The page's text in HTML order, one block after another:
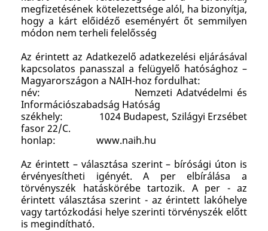
megfizetésének kötelezettsége alól, ha bizonyítja,
hogy a kárt előidéző eseményért őt semmilyen
módon nem terheli felelősség
Az érintett az Adatkezelő adatkezelési eljárásával
kapcsolatos panasszal a felügyelő hatósághoz –
Magyarországon a NAIH-hoz fordulhat:
név: Nemzeti Adatvédelmi és
Információszabadság Hatóság
székhely: 1024 Budapest, Szilágyi Erzsébet
fasor 22/C.
honlap: www.naih.hu
Az érintett – választása szerint – bírósági úton is
érvényesítheti igényét. A per elbírálása a
törvényszék hatáskörébe tartozik. A per - az
érintett választása szerint - az érintett lakóhelye
vagy tartózkodási helye szerinti törvényszék előtt
is megindítható.